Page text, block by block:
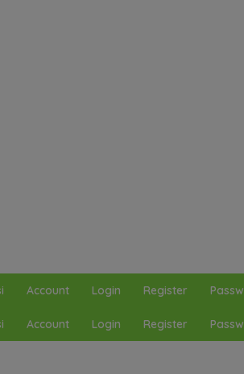
Account Login Register
Account Login Register